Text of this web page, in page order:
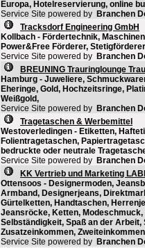
Europa, Hotelreservierung, online
Service Site powered by Branchen
Tracksdorf Engineering GmbH
Kollbach - Fördertechnik,
Power&Free Förderer,
Service Site powered by Branchen
BREUNING Trauringlounge
Hamburg - Juweliere,
Eheringe, Gold, Hochzeitsringe,
Weißgold,
Service Site powered by Branchen
Tragetaschen & Werbemittel
Westoverledingen - Etiketten,
Folientragetaschen,
bedruckte oder neutrale
Service Site powered by Branchen
KK Vertrieb und Marketing
Ottensoos - Designermoden,
Armband, Designerjeans,
Gürtelketten, Handtaschen,
Jeansröcke, Ketten,
Selbständigkeit, Spaß an der
Zusatzeinkommen,
Service Site powered by Branchen